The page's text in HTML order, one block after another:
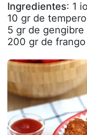
Ingredientes: 1
10 gr de
5 gr de
200 gr de